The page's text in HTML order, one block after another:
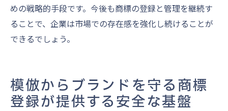
めの戦略的手段です。今後も商標の登録と管理を継続す
ることで、企業は市場での存在感を強化し続けることが
できるでしょう。
模倣からブランドを守る商標
登録が提供する安全な基盤